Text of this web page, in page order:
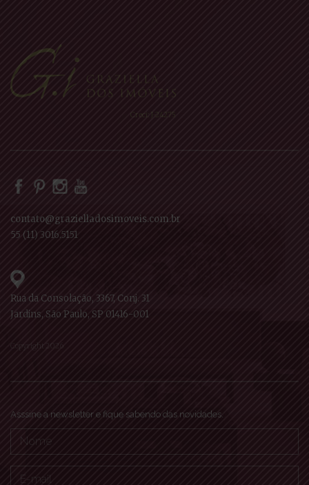
Creci: J-24275
contato@grazielladosimoveis.com.br
55 (11) 3016.5151
Rua da Consolação, 3367, Conj. 31
Jardins, São Paulo, SP 01416-001
Copyright 2026
Asssine a newsletter e fique sabendo das novidades.